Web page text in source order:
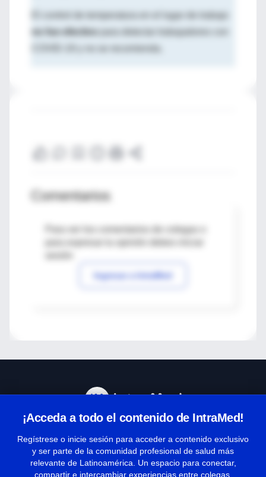
El control de temperatura en el lugar de trabajo
no fue efectivo
Comentarios
Para ver los comentarios de colegas o
Ingresar a IntraMed
¡Acceda a todo el contenido de IntraMed!
Regístrese o inicie sesión para acceder a contenido exclusivo
y ser parte de la comunidad profesional de salud más
relevante de Latinoamérica. Un espacio para conectar,
compartir e intercambiar experiencias entre colegas.
Términos y condiciones